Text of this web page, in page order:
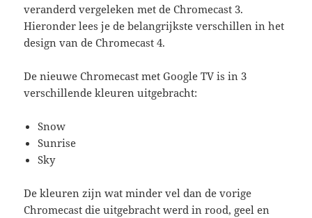
veranderd vergeleken met de Chromecast 3.
Hieronder lees je de belangrijkste verschillen in het
design van de Chromecast 4.
De nieuwe Chromecast met Google TV is in 3
verschillende kleuren uitgebracht:
Snow
Sunrise
Sky
De kleuren zijn wat minder vel dan de vorige
Chromecast die uitgebracht werd in rood, geel en